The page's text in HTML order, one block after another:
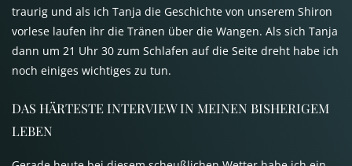
traurig und als ich Tanja die Geschichte von unserem Shiron
vorlese laufen ihr die Tränen über die Wangen. Als sich Tanja
dann um 21 Uhr 30 zum Schlafen auf die Seite dreht habe ich
noch einiges wichtiges zu tun.
DAS HÄRTESTE INTERVIEWIN MEINEN BISHERIGEM
LEBEN